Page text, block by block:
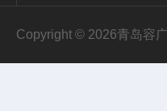
Copyright © 2026青岛容